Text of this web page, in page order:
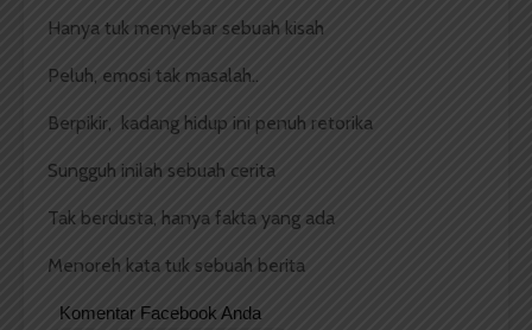
Hanya tuk menyebar sebuah kisah
Peluh, emosi tak masalah..
Berpikir, kadang hidup ini penuh retorika
Sungguh inilah sebuah cerita
Tak berdusta, hanya fakta yang ada
Menoreh kata tuk sebuah berita
Komentar Facebook Anda